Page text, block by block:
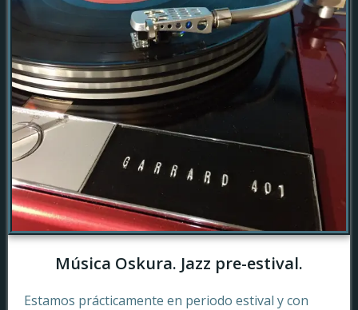
Música Oskura. Jazz pre-estival.
Estamos prácticamente en periodo estival y con